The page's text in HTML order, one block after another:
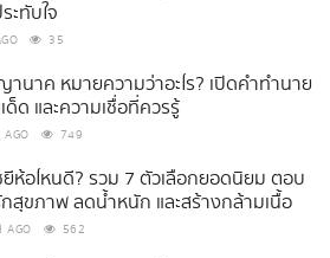
ทับใจ
35
นาค หมายความว่าอะไร? เปิดคำทำนาย
ด็ด และความเชื่อที่ควรรู้
749
ห้อไหนดี? รวม 7 ตัวเลือกยอดนิยม ตอบ
สุขภาพ ลดน้ำหนัก และสร้างกล้ามเนื้อ
AGO 562